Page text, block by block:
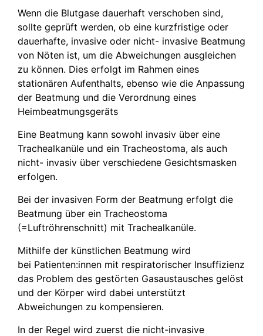
Wenn die Blutgase dauerhaft verschoben sind,
sollte geprüft werden, ob eine kurzfristige oder
dauerhafte, invasive oder nicht- invasive Beatmung
von Nöten ist, um die Abweichungen ausgleichen
zu können. Dies erfolgt im Rahmen eines
stationären Aufenthalts, ebenso wie die Anpassung
der Beatmung und die Verordnung eines
Heimbeatmungsgeräts
Eine Beatmung kann sowohl invasiv über eine
Trachealkanüle und ein Tracheostoma, als auch
nicht- invasiv über verschiedene Gesichtsmasken
erfolgen.
Bei der invasiven Form der Beatmung erfolgt die
Beatmung über ein Tracheostoma
(=Luftröhrenschnitt) mit Trachealkanüle.
Mithilfe der künstlichen Beatmung wird
bei Patienten:innen mit respiratorischer Insuffizienz
das Problem des gestörten Gasaustausches gelöst
und der Körper wird dabei unterstützt
Abweichungen zu kompensieren.
In der Regel wird zuerst die nicht-invasive